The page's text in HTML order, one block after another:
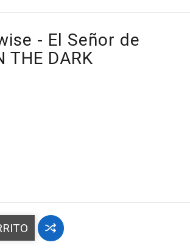
- El Señor de
THE DARK